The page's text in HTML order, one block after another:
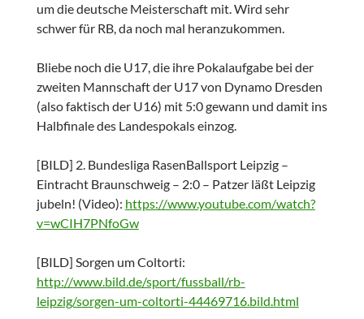
um die deutsche Meisterschaft mit. Wird sehr
schwer für RB, da noch mal heranzukommen.
Bliebe noch die U17, die ihre Pokalaufgabe bei der
zweiten Mannschaft der U17 von Dynamo Dresden
(also faktisch der U16) mit 5:0 gewann und damit ins
Halbfinale des Landespokals einzog.
[BILD] 2. Bundesliga RasenBallsport Leipzig –
Eintracht Braunschweig – 2:0 – Patzer läßt Leipzig
jubeln! (Video): https://www.youtube.com/watch?
v=wCIH7PNfoGw
[BILD] Sorgen um Coltorti:
http://www.bild.de/sport/fussball/rb-
leipzig/sorgen-um-coltorti-44469716.bild.html